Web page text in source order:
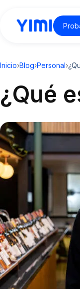
Inicio›Blog›Personal›
¿Qué